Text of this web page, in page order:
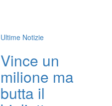
Ultime Notizie
Vince un
milione ma
butta il